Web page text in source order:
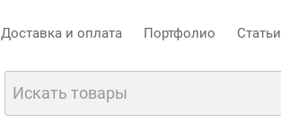
Доставка и оплата Портфолио Статьи